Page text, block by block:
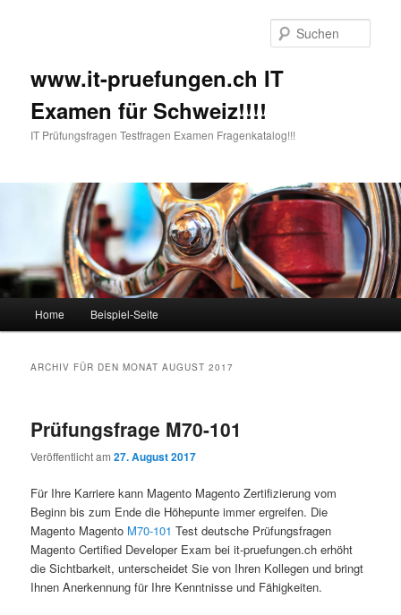
www.it-pruefungen.ch IT
Examen für Schweiz!!!!
IT Prüfungsfragen Testfragen Examen Fragenkatalog!!!
Zum Inhalt wechseln
Zum sekundären Inhalt wechseln
Home Beispiel-Seite
ARCHIV FÜR DEN MONATAUGUST 2017
Prüfungsfrage M70-101
Veröffentlicht am27. August 2017
Für Ihre Karriere kann Magento Magento Zertifizierung vom
Beginn bis zum Ende die Höhepunte immer ergreifen. Die
Magento Magento M70-101 Test deutsche Prüfungsfragen
Magento Certified Developer Exam bei it-pruefungen.ch erhöht
die Sichtbarkeit, unterscheidet Sie von Ihren Kollegen und bringt
Ihnen Anerkennung für Ihre Kenntnisse und Fähigkeiten.